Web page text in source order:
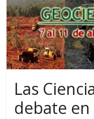
Las
debate en